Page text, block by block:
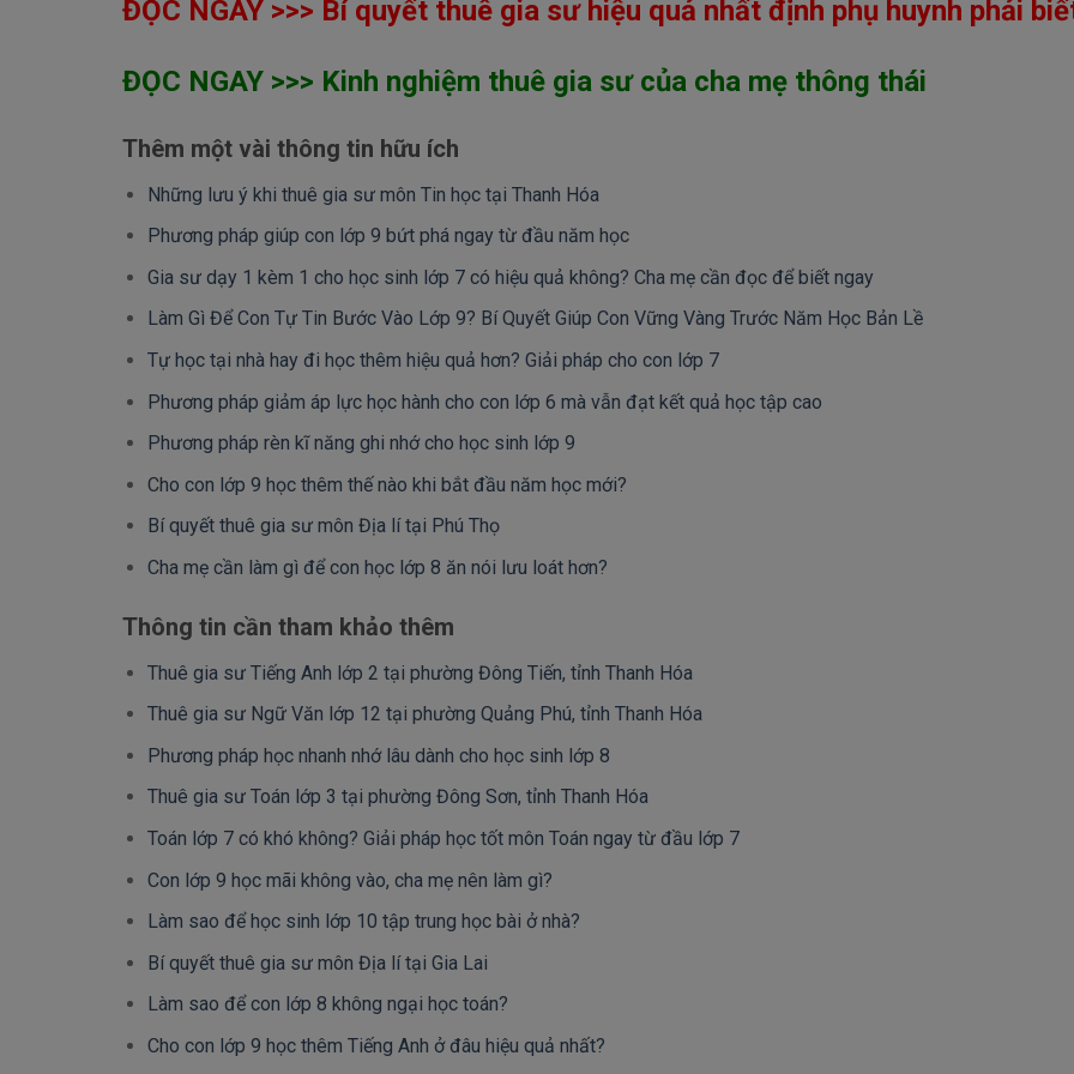
ĐỌC NGAY >>> Bí quyết thuê gia sư hiệu quả nhất định phụ huynh phải
ĐỌC NGAY >>> Kinh nghiệm thuê gia sư của cha mẹ thông thái
Thêm một vài thông tin hữu ích
Những lưu ý khi thuê gia sư môn Tin học tại Thanh Hóa
Phương pháp giúp con lớp 9 bứt phá ngay từ đầu năm học
Gia sư dạy 1 kèm 1 cho học sinh lớp 7 có hiệu quả không? Cha mẹ cần đọc để biết ngay
Làm Gì Để Con Tự Tin Bước Vào Lớp 9? Bí Quyết Giúp Con Vững Vàng Trước Năm Học Bản Lề
Tự học tại nhà hay đi học thêm hiệu quả hơn? Giải pháp cho con lớp 7
Phương pháp giảm áp lực học hành cho con lớp 6 mà vẫn đạt kết quả học tập cao
Phương pháp rèn kĩ năng ghi nhớ cho học sinh lớp 9
Cho con lớp 9 học thêm thế nào khi bắt đầu năm học mới?
Bí quyết thuê gia sư môn Địa lí tại Phú Thọ
Cha mẹ cần làm gì để con học lớp 8 ăn nói lưu loát hơn?
Thông tin cần tham khảo thêm
Thuê gia sư Tiếng Anh lớp 2 tại phường Đông Tiến, tỉnh Thanh Hóa
Thuê gia sư Ngữ Văn lớp 12 tại phường Quảng Phú, tỉnh Thanh Hóa
Phương pháp học nhanh nhớ lâu dành cho học sinh lớp 8
Thuê gia sư Toán lớp 3 tại phường Đông Sơn, tỉnh Thanh Hóa
Toán lớp 7 có khó không? Giải pháp học tốt môn Toán ngay từ đầu lớp 7
Con lớp 9 học mãi không vào, cha mẹ nên làm gì?
Làm sao để học sinh lớp 10 tập trung học bài ở nhà?
Bí quyết thuê gia sư môn Địa lí tại Gia Lai
Làm sao để con lớp 8 không ngại học toán?
Cho con lớp 9 học thêm Tiếng Anh ở đâu hiệu quả nhất?